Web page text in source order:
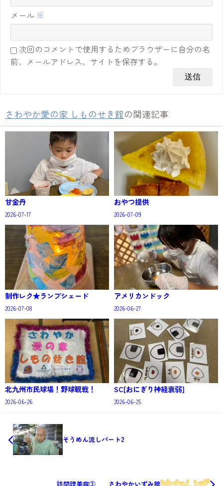
メール ※
次回のコメントで使用するためブラウザーに自分の名
前、メールアドレス、サイトを保存する。
さわやか愛の家 しものせき館の関連記事
甘金丹
2026-07-17
おやつ提供
2026-07-09
制作レク★ランプシェード
2026-07-08
アメリカンドック
2026-06-27
北九州市民球場！野球観戦！
2026-06-26
SC[おにぎり神経衰弱]
2026-06-25
そうめん流しパート2
訪問理美容③ さわやかいずみ館